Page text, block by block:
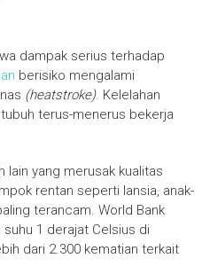
dampak serius terhadap
berisiko mengalami
(heatstroke). Kelelahan
terus-menerus bekerja
lain yang merusak kualitas
rentan seperti lansia, anak-
terancam. World Bank
1 derajat Celsius di
dari 2.300 kematian terkait